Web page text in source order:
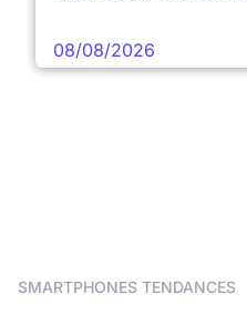
08/08/2026
SMARTPHONES TENDANCES